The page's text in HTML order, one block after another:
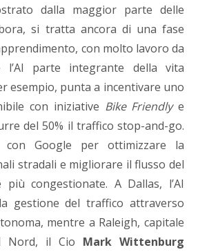
dalla maggior parte delle
si tratta ancora di una fase
con molto lavoro da
parte integrante della vita
esempio, punta a incentivare uno
con iniziative Bike Friendlye
del 50% il traffico stop-and-go.
con Google per ottimizzare la
stradali e migliorare il flusso del
congestionate. A Dallas, l’AI
gestione del traffico attraverso
mentre a Raleigh, capitale
Nord, il Cio Mark Wittenburg